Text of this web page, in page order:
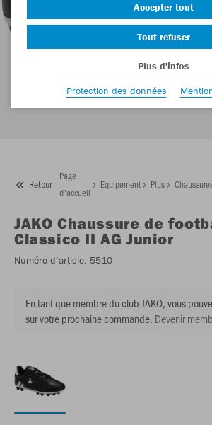
Retour
Page
d'accueil
Equipement Plus
JAKO Chaussure de
Classico II AG Junior
Numéro d’article: 5510
En tant que membre du club JAKO, vous
sur votre prochaine commande. Devenir
Accepter tout
Tout refuser
Plus d'infos
Protection des données